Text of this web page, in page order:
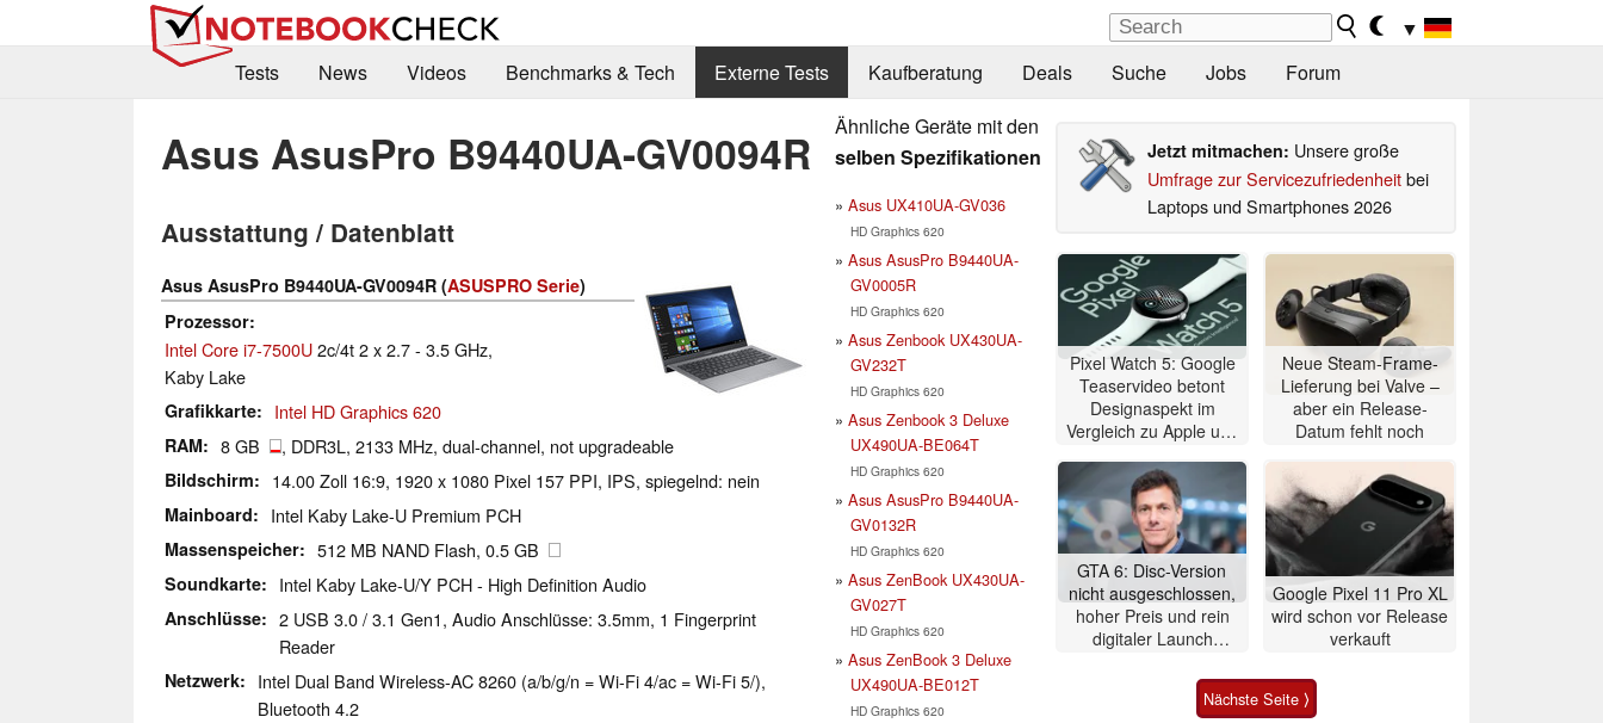
▼
Tests
News Videos Benchmarks & Tech Externe Tests Kaufberatung Deals Suche Jobs Forum
Asus AsusPro B9440UA-GV0094R
Ausstattung / Datenblatt
Asus AsusPro B9440UA-GV0094R (ASUSPRO Serie)
Prozessor
Intel Core i7-7500U2c/4t 2 x 2.7 - 3.5 GHz,
Kaby Lake
Grafikkarte Intel HD Graphics 620
RAM 8 GB , DDR3L, 2133 MHz, dual-channel, not upgradeable
Bildschirm 14.00 Zoll 16:9, 1920 x 1080 Pixel 157 PPI, IPS, spiegelnd: nein
Mainboard Intel Kaby Lake-U Premium PCH
Massenspeicher 512 MB NAND Flash, 0.5 GB
Soundkarte Intel Kaby Lake-U/Y PCH - High Definition Audio
Anschlüsse
2 USB 3.0 / 3.1 Gen1, Audio Anschlüsse: 3.5mm, 1 Fingerprint
Reader
Netzwerk
Intel Dual Band Wireless-AC 8260 (a/b/g/n = Wi-Fi 4/ac = Wi-Fi 5/),
Bluetooth 4.2
Ähnliche Geräte mit den
selben Spezifikationen
Asus UX410UA-GV036
HD Graphics 620
Asus AsusPro B9440UA-
GV0005R
HD Graphics 620
Asus Zenbook UX430UA-
GV232T
HD Graphics 620
Asus Zenbook 3 Deluxe
UX490UA-BE064T
HD Graphics 620
Asus AsusPro B9440UA-
GV0132R
HD Graphics 620
Asus ZenBook UX430UA-
GV027T
HD Graphics 620
Asus ZenBook 3 Deluxe
UX490UA-BE012T
HD Graphics 620
Jetzt mitmachen: Unsere große
Umfrage zur Servicezufriedenheitbei
Laptops und Smartphones 2026
Pixel Watch 5: Google
Teaservideo betont
Designaspekt im
Vergleich zu Apple und
Neue Steam-Frame-
Lieferung bei Valve –
aber ein Release-
Datum fehlt noch
GTA 6: Disc-Version
nicht ausgeschlossen,
hoher Preis und rein
digitaler Launch
Google Pixel 11 Pro XL
wird schon vor Release
verkauft
Nächste Seite ⟩